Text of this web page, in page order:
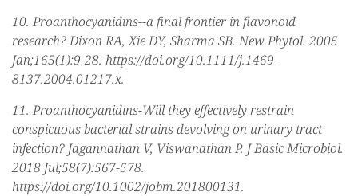
10. Proanthocyanidins--a final frontier in flavonoid
research? Dixon RA, Xie DY, Sharma SB. New Phytol. 2005
Jan;165(1):9-28. https://doi.org/10.1111/j.1469-
8137.2004.01217.x.
11. Proanthocyanidins-Will they effectively restrain
conspicuous bacterial strains devolving on urinary tract
infection? Jagannathan V, Viswanathan P. J Basic Microbiol.
2018 Jul;58(7):567-578.
https://doi.org/10.1002/jobm.201800131.